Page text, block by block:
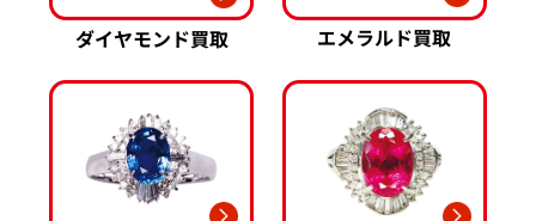
Pt950 買取
Pt850 買取
Pt&Pm 買取
銀･シルバー 買取
パラジウム 買取
ゾーネ 買取
パネライ 買取
ブルガリ 買取
フランク ミュラー 買取
IWC 買取
買取可能な商品をもっと見る
ダイヤモンド買取 エメラルド買取